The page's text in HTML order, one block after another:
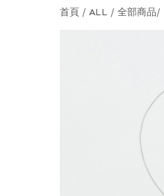
首頁 ALL / 全部商品